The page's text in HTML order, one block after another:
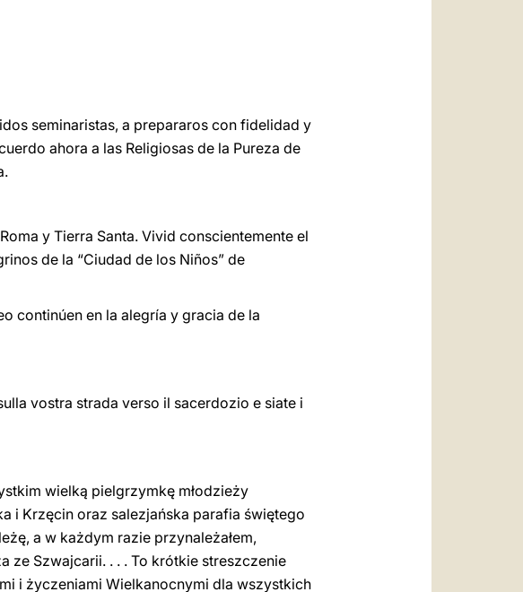
seminaristas, a prepararos con fidelidad y
ahora a las Religiosas de la Pureza de
y Tierra Santa. Vivid conscientemente el
de la “Ciudad de los Niños” de
continúen en la alegría y gracia de la
vostra strada verso il sacerdozio e siate i
wielką pielgrzymkę młodzieży
i Krzęcin oraz salezjańska parafia świętego
a w każdym razie przynależałem,
ze Szwajcarii. . . . To krótkie streszczenie
i życzeniami Wielkanocnymi dla wszystkich